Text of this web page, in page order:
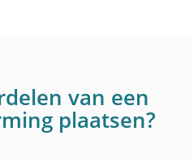
van een
plaatsen?